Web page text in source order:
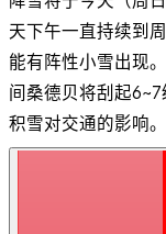
天下午一直持续到
能有阵性小雪出现
间桑德贝将刮起
积雪对交通的影响。